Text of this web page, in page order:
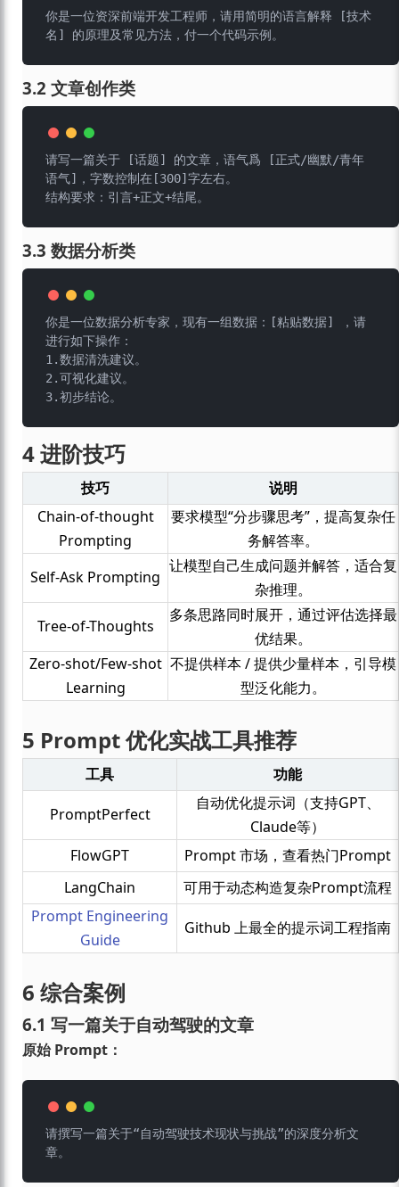
你是一位资深前端开发工程师，请用简明的语言解释 [技术
3.2 文章创作类
请写一篇关于 [话题] 的文章，语气爲 [正式/幽默/青年
语气]，字数控制在[300]字左右。
3.3 数据分析类
你是一位数据分析专家，现有一组数据：[粘贴数据] ，请
进行如下操作：
1.数据清洗建议。
2.可视化建议。
4 进阶技巧
技巧 说明
Chain-of-thought
Prompting
要求模型“分步骤思考”，提高复杂任
务解答率。
Self-Ask Prompting
让模型自己生成问题并解答，适合复
杂推理。
Tree-of-Thoughts
多条思路同时展开，通过评估选择最
优结果。
Zero-shot/Few-shot
Learning
不提供样本 / 提供少量样本，引导模
型泛化能力。
5 Prompt 优化实战工具推荐
工具 功能
PromptPerfect
自动优化提示词（支持GPT、
Claude等）
FlowGPT
Prompt 市场，查看热门Prompt
LangChain
可用于动态构造复杂Prompt流程
Prompt Engineering
Guide
Github 上最全的提示词工程指南
6 综合案例
6.1 写一篇关于自动驾驶的文章
原始 Prompt：
请撰写一篇关于“自动驾驶技术现状与挑战”的深度分析文